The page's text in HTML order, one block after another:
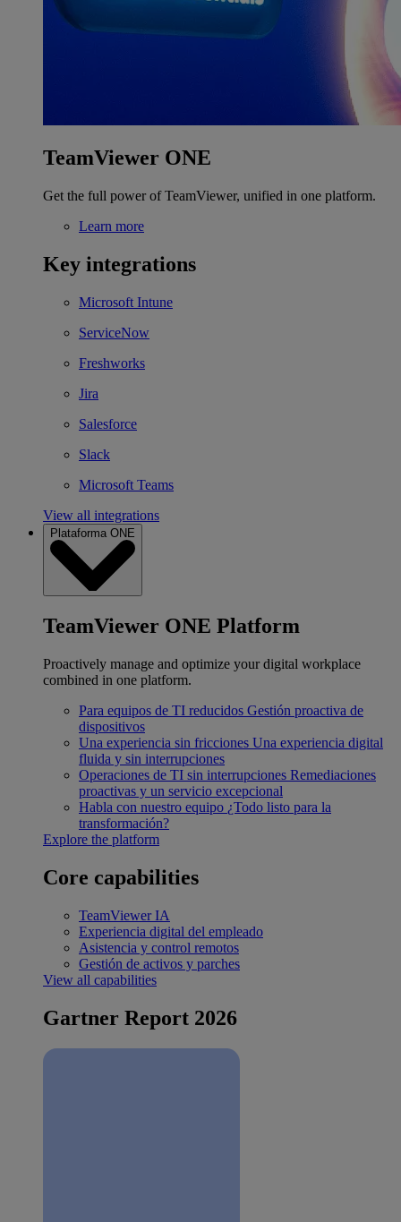
TeamViewer ONE
Get the full power of TeamViewer, unified in one platform.
Learn more
Key integrations
Microsoft Intune
ServiceNow
Freshworks
Jira
Salesforce
Slack
Microsoft Teams
View all integrations
Plataforma ONE
TeamViewer ONE Platform
Proactively manage and optimize your digital workplace
combined in one platform.
Para equipos de TI reducidos Gestión proactiva de
dispositivos
Una experiencia sin fricciones Una experiencia digital
fluida y sin interrupciones
Operaciones de TI sin interrupciones Remediaciones
proactivas y un servicio excepcional
Habla con nuestro equipo ¿Todo listo para la
transformación?
Explore the platform
Core capabilities
TeamViewer IA
Experiencia digital del empleado
Asistencia y control remotos
Gestión de activos y parches
View all capabilities
Gartner Report 2026